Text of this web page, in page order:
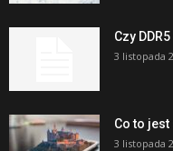
Czy
3 listopada
Co to
3 listopada